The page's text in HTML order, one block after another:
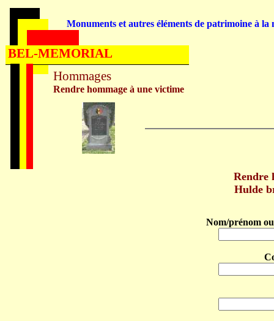
Rendre
Hulde
Nom/prénom
Hommages
Rendre hommage à une victime
Monuments et autres éléments de patrimoine à la
BEL-MEMORIAL